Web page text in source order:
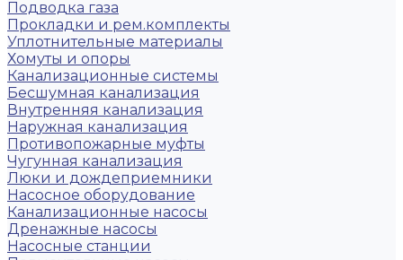
Подводка газа
Прокладки и рем.комплекты
Уплотнительные материалы
Хомуты и опоры
Канализационные системы
Бесшумная канализация
Внутренняя канализация
Наружная канализация
Противопожарные муфты
Чугунная канализация
Люки и дождеприемники
Насосное оборудование
Канализационные насосы
Дренажные насосы
Насосные станции